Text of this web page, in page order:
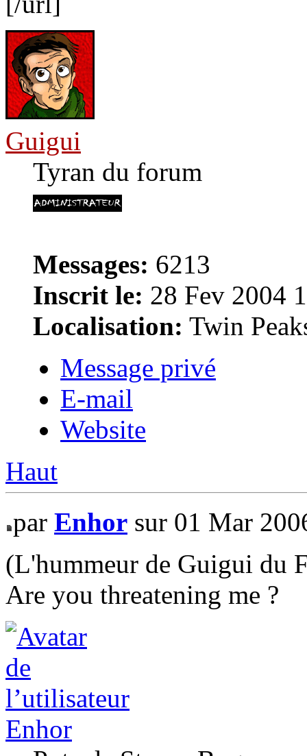
Guigui
Tyran du forum
Messages: 6213
Inscrit le: 28 Fev 2004
Localisation: Twin
Message privé
E-mail
Website
Haut
par Enhor sur 01 Mar
(L'hummeur de Guigui du
Are you threatening me ?
Enhor